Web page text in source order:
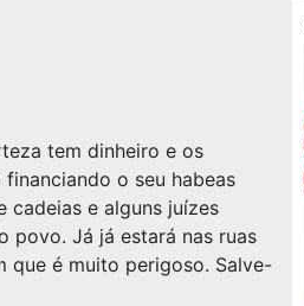
tem dinheiro e os
o seu habeas
e alguns juízes
povo. Já já estará nas ruas
que é muito perigoso. Salve-